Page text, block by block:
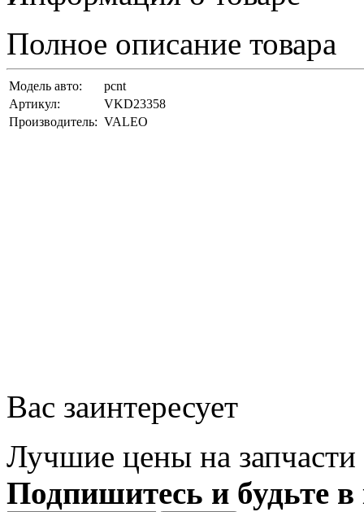
Полное описание товара
Модель авто:
pcnt
Артикул:
VKD23358
Производитель: VALEO
Вас заинтересует
Лучшие цены на запчасти
Подпишитесь и будьте в